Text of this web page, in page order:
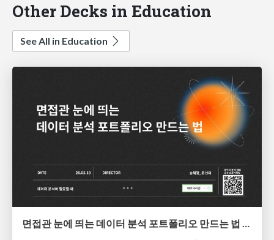
Other Decks in Education
See All in Education
면접관 눈에 띄는 데이터 분석 포트폴리오 만드는 법 | 2026년 5월 세미나